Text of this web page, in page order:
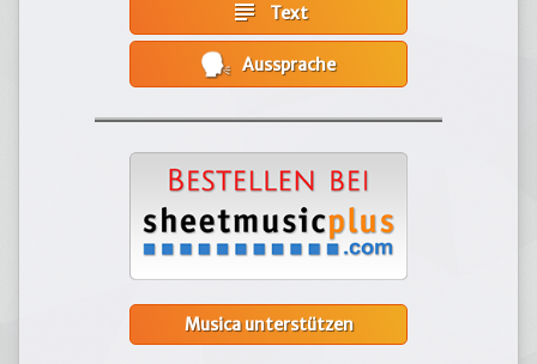
subject Text
Aussprache
Musica unterstützen